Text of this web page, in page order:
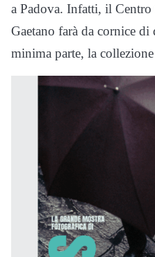
a Padova. Infatti, il
Gaetano farà da cornice
minima parte, la